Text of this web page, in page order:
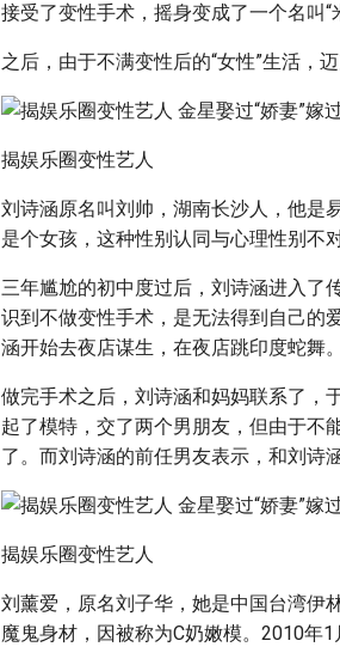
接受了变性手术，摇身变成了一个名叫“
之后，由于不满变性后的“女性”生活，
揭娱乐圈变性艺人
刘诗涵原名叫刘帅，湖南长沙人，他是
是个女孩，这种性别认同与心理性别不
三年尴尬的初中度过后，刘诗涵进入了
识到不做变性手术，是无法得到自己的
涵开始去夜店谋生，在夜店跳印度蛇舞。
做完手术之后，刘诗涵和妈妈联系了，
起了模特，交了两个男朋友，但由于不
了。而刘诗涵的前任男友表示，和刘诗
揭娱乐圈变性艺人
刘薰爱，原名刘子华，她是中国台湾伊
魔鬼身材，因被称为C奶嫩模。2010年1